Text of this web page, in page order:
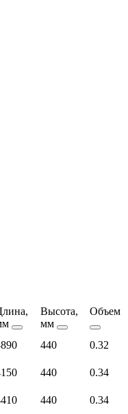
Высота,
мм
Объем
440
0.32
440
0.34
440
0.34